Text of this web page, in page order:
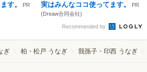
す。
PR
実はみんなココ使ってます。
PR
(Dreaw合同会社)
Recommended by
ぎ 柏・松戸 うなぎ 我孫子・印西 うなぎ